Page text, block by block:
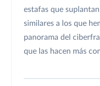
estafas que
similares a los que
panorama del
que las hacen más